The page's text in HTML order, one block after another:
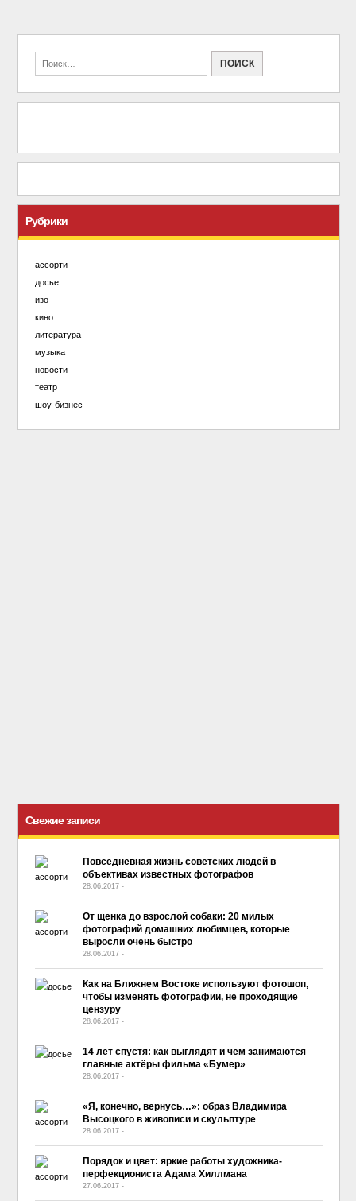
Рубрики
ассорти
досье
изо
кино
литература
музыка
новости
театр
шоу-бизнес
Свежие записи
Повседневная жизнь советских людей в
объективах известных фотографов
28.06.2017 -
От щенка до взрослой собаки: 20 милых
фотографий домашних любимцев, которые
выросли очень быстро
28.06.2017 -
Как на Ближнем Востоке используют фотошоп,
чтобы изменять фотографии, не проходящие
цензуру
28.06.2017 -
14 лет спустя: как выглядят и чем занимаются
главные актёры фильма «Бумер»
28.06.2017 -
«Я, конечно, вернусь…»: образ Владимира
Высоцкого в живописи и скульптуре
28.06.2017 -
Порядок и цвет: яркие работы художника-
перфекциониста Адама Хиллмана
27.06.2017 -